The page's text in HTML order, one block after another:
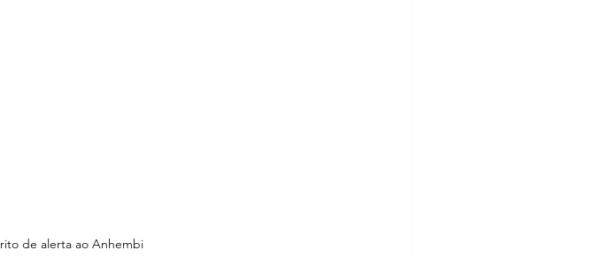
de alerta ao Anhembi